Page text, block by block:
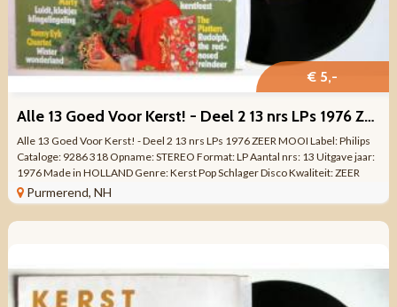
€ 5,-
Alle 13 Goed Voor Kerst! - Deel 2 13 nrs LPs 1976 ZEER MOOI
Alle 13 Goed Voor Kerst! - Deel 2 13 nrs LPs 1976 ZEER MOOI Label: Philips
Cataloge: 9286 318 Opname: STEREO Format: LP Aantal nrs: 13 Uitgave jaar:
1976 Made in HOLLAND Genre: Kerst Pop Schlager Disco Kwaliteit: ZEER
MOOI ...
Purmerend, NH